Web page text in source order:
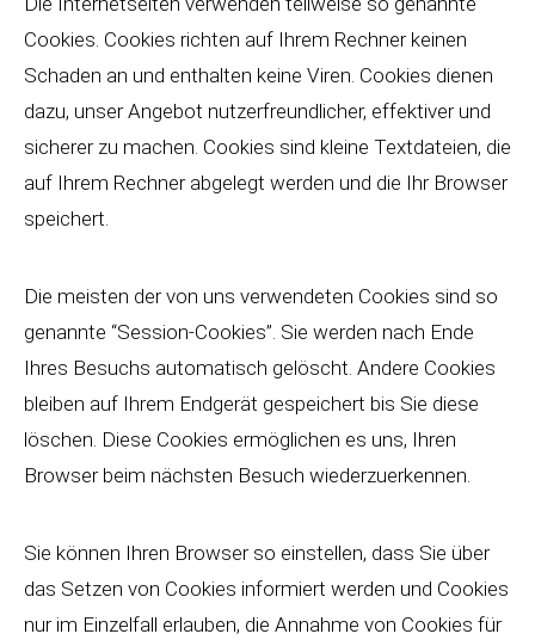
Cookies. Cookies richten auf Ihrem Rechner keinen
Schaden an und enthalten keine Viren. Cookies dienen
dazu, unser Angebot nutzerfreundlicher, effektiver und
sicherer zu machen. Cookies sind kleine Textdateien, die
auf Ihrem Rechner abgelegt werden und die Ihr Browser
speichert.
Die meisten der von uns verwendeten Cookies sind so
genannte “Session-Cookies”. Sie werden nach Ende
Ihres Besuchs automatisch gelöscht. Andere Cookies
bleiben auf Ihrem Endgerät gespeichert bis Sie diese
löschen. Diese Cookies ermöglichen es uns, Ihren
Browser beim nächsten Besuch wiederzuerkennen.
Sie können Ihren Browser so einstellen, dass Sie über
das Setzen von Cookies informiert werden und Cookies
nur im Einzelfall erlauben, die Annahme von Cookies für